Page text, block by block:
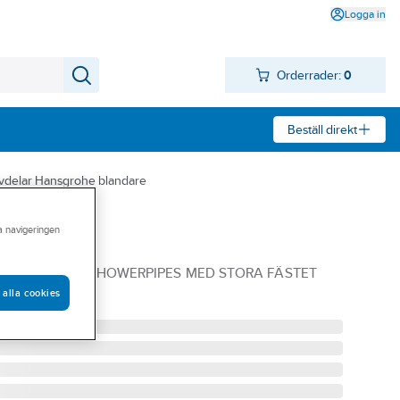
Logga in
Orderrader: 0
Beställ direkt
Hansgrohe blandare
F SHOWERPIPES MED STORA FÄSTET
navigeringen
alla cookies